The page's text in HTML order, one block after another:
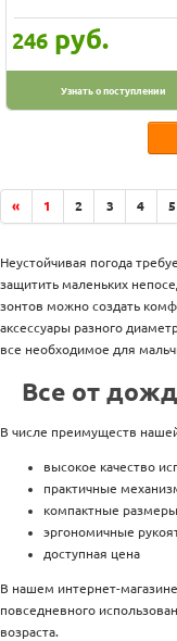
246 руб.
Узнать о поступлении
« 1 2 3 4 5
Неустойчивая погода
защитить маленьких
зонтов можно создать
аксессуары разного
все необходимое для
Все от
В числе преимуществ
высокое качество
практичные
компактные размеры
эргономичные
доступная цена
В нашем интернет-
повседневного
возраста.